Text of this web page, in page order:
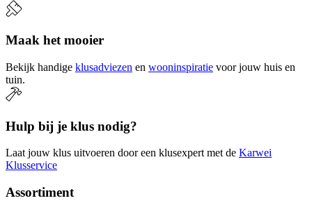
Maak het mooier
Bekijk handige klusadviezen en wooninspiratie voor jouw huis en
tuin.
Hulp bij je klus nodig?
Laat jouw klus uitvoeren door een klusexpert met de Karwei
Klusservice
Assortiment